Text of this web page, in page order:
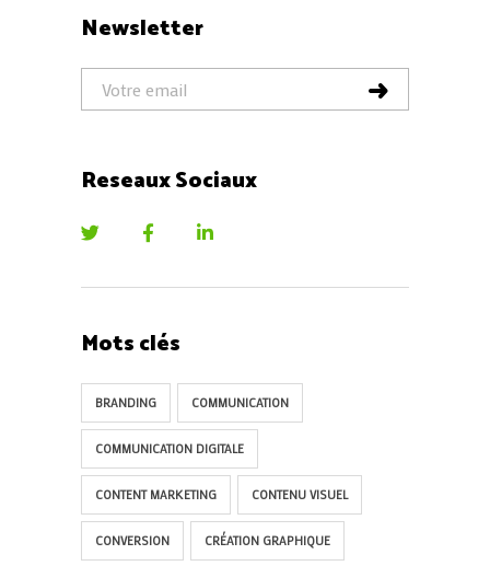
Newsletter
Reseaux Sociaux
Mots clés
BRANDING COMMUNICATION
COMMUNICATION DIGITALE
CONTENT MARKETING CONTENU VISUEL
CONVERSION CRÉATION GRAPHIQUE